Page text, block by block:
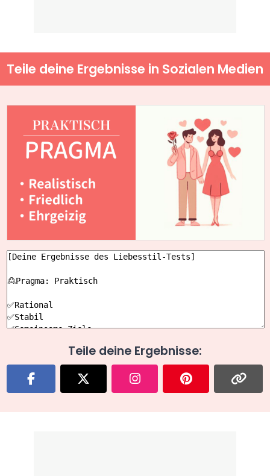
Teile deine Ergebnisse in Sozialen Medien
Teile deine Ergebnisse: